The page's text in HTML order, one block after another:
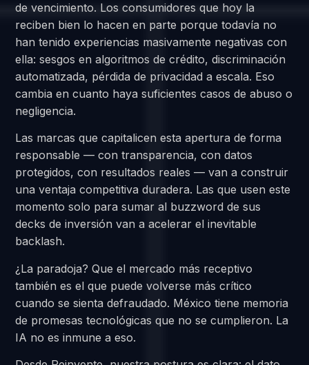
de vencimiento. Los consumidores que hoy la
reciben bien lo hacen en parte porque todavía no
han tenido experiencias masivamente negativas con
ella: sesgos en algoritmos de crédito, discriminación
automatizada, pérdida de privacidad a escala. Eso
cambia en cuanto haya suficientes casos de abuso o
negligencia.
Las marcas que capitalicen esta apertura de forma
responsable — con transparencia, con datos
protegidos, con resultados reales — van a construir
una ventaja competitiva duradera. Las que usen este
momento solo para sumar al buzzword de sus
decks de inversión van a acelerar el inevitable
backlash.
¿La paradoja? Que el mercado más receptivo
también es el que puede volverse más crítico
cuando se sienta defraudado. México tiene memoria
de promesas tecnológicas que no se cumplieron. La
IA no es inmune a eso.